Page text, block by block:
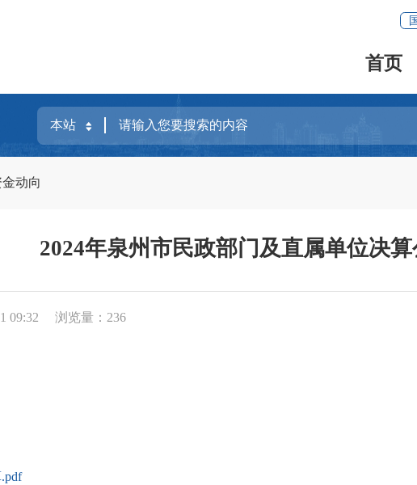
首页
金动向
2024年泉州市民政部门及直属单位决
09:32 浏览量： 236